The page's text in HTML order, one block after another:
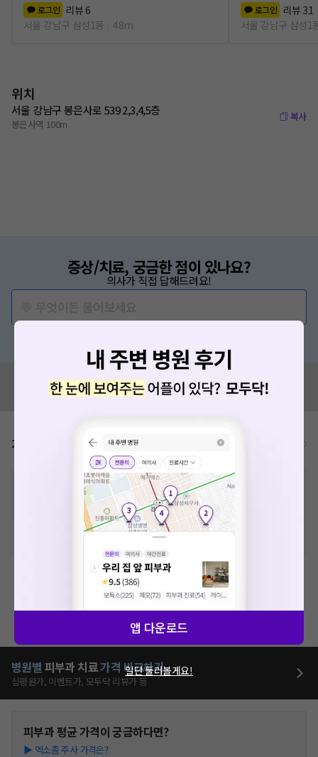
로그인 리뷰 6
서울 강남구 삼성1동
48m
로그인 리뷰 31
서울 강남구 삼성1
위치
서울 강남구 봉은사로 539 2,3,4,5층
봉은사역 100m
복사
증상/치료, 궁금한 점이 있나요?
의사가 직접 답해드려요!
혹시 잘못된 병원정보가 있나요?
모두닥 팀에 알려주세요!
가격표 비급여/급여 진료란?
비급여 항목의 경우,추가비용 등으로 실제 가격과 상이할 수 있으니, 정확
한 가격은 해당 의료기관에 직접 문의해주세요.
급여 항목의 경우, 건강보험심사평가원에 고지되어 있는 급여 진료 기준 가
격입니다. (진료와 연관된 복합적인 비용이 추가되어, 병원마다 금액이 다르게
산정될 수 있는 점 참고 바랍니다.)
병원별 피부과 치료가격 비교하기
심평원가, 이벤트가, 모두닥 리뷰가 등
피부과평균 가격이 궁금하다면?
▶ 엑소좀 주사 가격은?
앱 다운로드
일단 둘러볼게요!